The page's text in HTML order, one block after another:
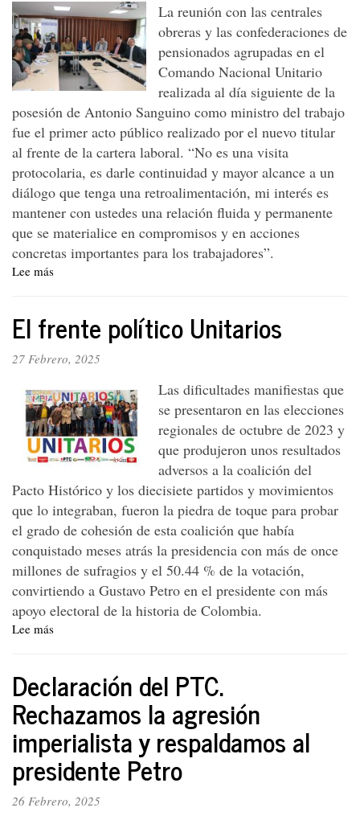
del
“libertario”
Javier
Milei...
La reunión con las centrales
obreras y las confederaciones de
pensionados agrupadas en el
Comando Nacional Unitario
realizada al día siguiente de la
posesión de Antonio Sanguino como ministro del trabajo
fue el primer acto público realizado por el nuevo titular
al frente de la cartera laboral. “No es una visita
protocolaria, es darle continuidad y mayor alcance a un
diálogo que tenga una retroalimentación, mi interés es
mantener con ustedes una relación fluida y permanente
que se materialice en compromisos y en acciones
concretas importantes para los trabajadores”.
Lee más
instauró
“relación
fluida
permanente”
con
los
trabajadores
El frente político Unitarios
27 Febrero, 2025
Las dificultades manifiestas que
se presentaron en las elecciones
regionales de octubre de 2023 y
que produjeron unos resultados
adversos a la coalición del
Pacto Histórico y los diecisiete partidos y movimientos
que lo integraban, fueron la piedra de toque para probar
el grado de cohesión de esta coalición que había
conquistado meses atrás la presidencia con más de once
millones de sufragios y el 50.44 % de la votación,
convirtiendo a Gustavo Petro en el presidente con más
apoyo electoral de la historia de Colombia.
Lee más
político
Unitarios
Declaración del PTC.
Rechazamos la agresión
imperialista y respaldamos al
presidente Petro
26 Febrero, 2025